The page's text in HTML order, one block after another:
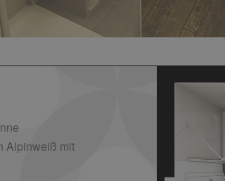
Alpinweiß mit